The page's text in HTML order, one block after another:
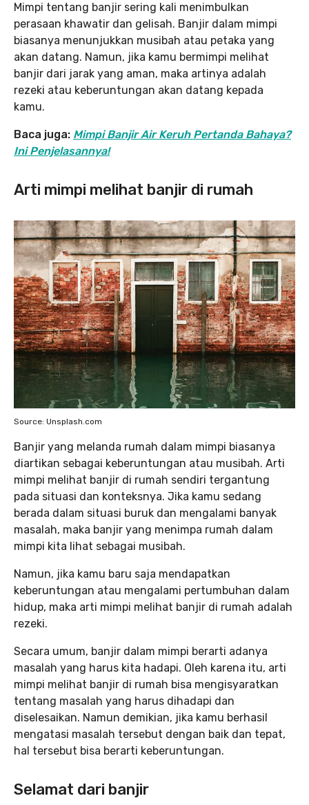
Mimpi tentang banjir sering kali menimbulkan
perasaan khawatir dan gelisah. Banjir dalam mimpi
biasanya menunjukkan musibah atau petaka yang
akan datang. Namun, jika kamu bermimpi melihat
banjir dari jarak yang aman, maka artinya adalah
rezeki atau keberuntungan akan datang kepada
kamu.
Baca juga: Mimpi Banjir Air Keruh Pertanda Bahaya?
Ini Penjelasannya!
Arti mimpi melihat banjir di rumah
Source: Unsplash.com
Banjir yang melanda rumah dalam mimpi biasanya
diartikan sebagai keberuntungan atau musibah. Arti
mimpi melihat banjir di rumah sendiri tergantung
pada situasi dan konteksnya. Jika kamu sedang
berada dalam situasi buruk dan mengalami banyak
masalah, maka banjir yang menimpa rumah dalam
mimpi kita lihat sebagai musibah.
Namun, jika kamu baru saja mendapatkan
keberuntungan atau mengalami pertumbuhan dalam
hidup, maka arti mimpi melihat banjir di rumah adalah
rezeki.
Secara umum, banjir dalam mimpi berarti adanya
masalah yang harus kita hadapi. Oleh karena itu, arti
mimpi melihat banjir di rumah bisa mengisyaratkan
tentang masalah yang harus dihadapi dan
diselesaikan. Namun demikian, jika kamu berhasil
mengatasi masalah tersebut dengan baik dan tepat,
hal tersebut bisa berarti keberuntungan.
Selamat dari banjir